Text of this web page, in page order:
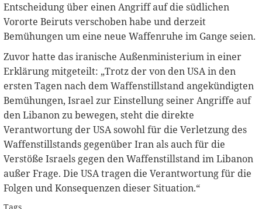
Entscheidung über einen Angriff auf die südlichen
Vororte Beiruts verschoben habe und derzeit
Bemühungen um eine neue Waffenruhe im Gange seien.
Zuvor hatte das iranische Außenministerium in einer
Erklärung mitgeteilt: „Trotz der von den USA in den
ersten Tagen nach dem Waffenstillstand angekündigten
Bemühungen, Israel zur Einstellung seiner Angriffe auf
den Libanon zu bewegen, steht die direkte
Verantwortung der USA sowohl für die Verletzung des
Waffenstillstands gegenüber Iran als auch für die
Verstöße Israels gegen den Waffenstillstand im Libanon
außer Frage. Die USA tragen die Verantwortung für die
Folgen und Konsequenzen dieser Situation.“